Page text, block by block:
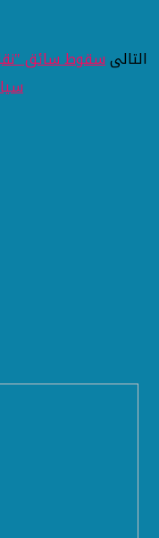
التالىسقوط سائق